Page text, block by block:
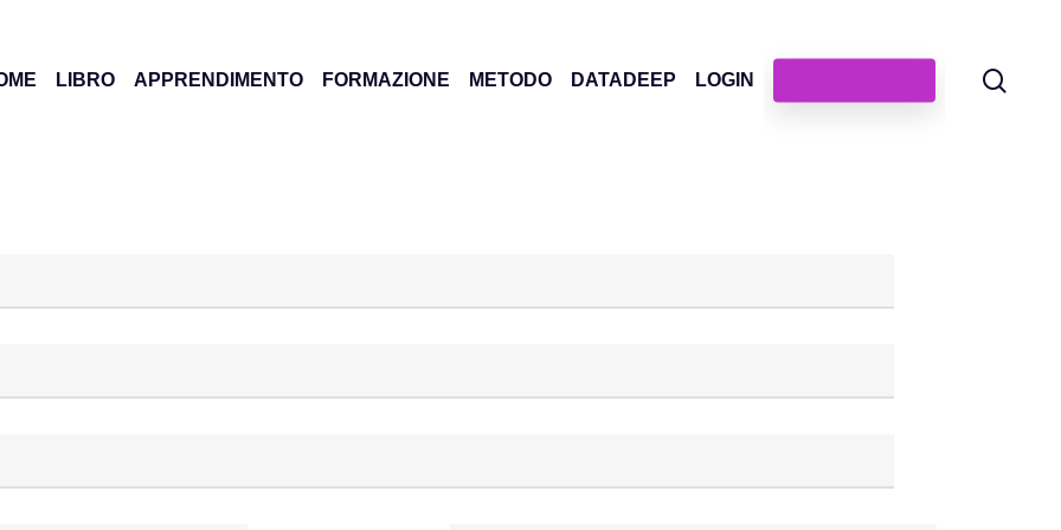
LIBRO APPRENDIMENTO
Newsletter
FORMAZIONE METODO DATADEEP LOGIN